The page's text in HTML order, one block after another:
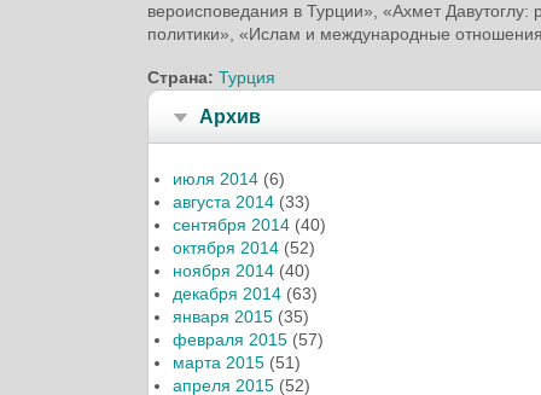
вероисповедания в Турции», «Ахмет
политики», «Ислам и международные
Страна: Турция
Архив
июля 2014 (6)
августа 2014 (33)
сентября 2014 (40)
октября 2014 (52)
ноября 2014 (40)
декабря 2014 (63)
января 2015 (35)
февраля 2015 (57)
марта 2015 (51)
апреля 2015 (52)